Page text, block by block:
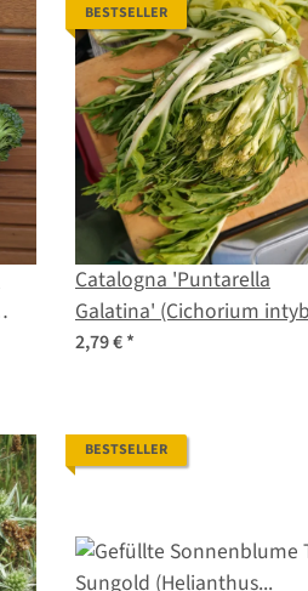
BESTSELLER
Catalogna 'Puntarella
Galatina' (Cichorium
var. foliosum) Samen
2,79 €*
BESTSELLER